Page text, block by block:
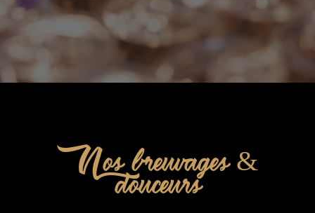
Nos breuvages &
douceurs